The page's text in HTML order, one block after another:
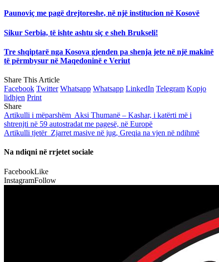
Paunoviç me pagë drejtoreshe, në një institucion në Kosovë
Sikur Serbia, të ishte ashtu siç e sheh Brukseli!
Tre shqiptarë nga Kosova gjenden pa shenja jete në një makinë
të përmbysur në Maqedoninë e Veriut
Share This Article
Facebook Twitter Whatsapp Whatsapp LinkedIn Telegram Kopjo
lidhjen Print
Share
Artikulli i mëparshëm Aksi Thumanë – Kashar, i katërti më i
shtrenjti në 59 autostradat me pagesë, në Europë
Artikulli tjetër Zjarret masive në jug, Greqia na vjen në ndihmë
Na ndiqni në rrjetet sociale
FacebookLike
InstagramFollow